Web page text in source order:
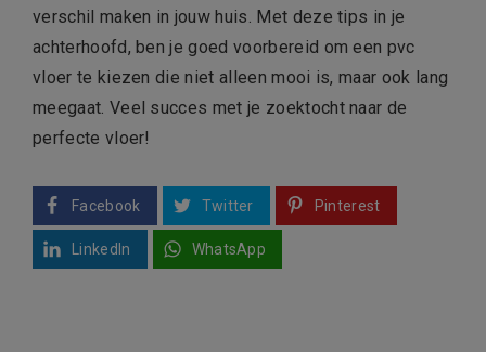
verschil maken in jouw huis. Met deze tips in je
achterhoofd, ben je goed voorbereid om een pvc
vloer te kiezen die niet alleen mooi is, maar ook lang
meegaat. Veel succes met je zoektocht naar de
perfecte vloer!
Facebook Twitter Pinterest
LinkedIn WhatsApp